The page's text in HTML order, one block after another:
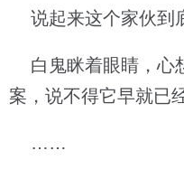
说起来这个家伙到
白鬼眯着眼睛，心
案，说不得它早就已
……